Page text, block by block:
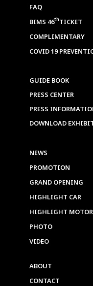
FAQ
BIMS 46thTICKET
COMPLIMENTARY
COVID 19
GUIDE BOOK
PRESS CENTER
PRESS
DOWNLOAD
NEWS
PROMOTION
GRAND OPENING
HIGHLIGHT CAR
HIGHLIGHT
PHOTO
VIDEO
ABOUT
CONTACT